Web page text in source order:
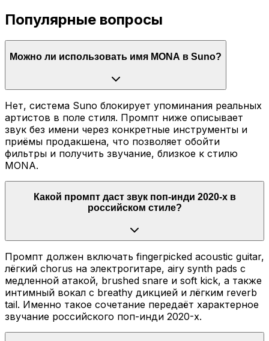
Популярные вопросы
Можно ли использовать имя MONA в Suno?
Нет, система Suno блокирует упоминания реальных
артистов в поле стиля. Промпт ниже описывает
звук без имени через конкретные инструменты и
приёмы продакшена, что позволяет обойти
фильтры и получить звучание, близкое к стилю
MONA.
Какой промпт даст звук поп-инди 2020-х в
российском стиле?
Промпт должен включать fingerpicked acoustic guitar,
лёгкий chorus на электрогитаре, airy synth pads с
медленной атакой, brushed snare и soft kick, а также
интимный вокал с breathy дикцией и лёгким reverb
tail. Именно такое сочетание передаёт характерное
звучание российского поп-инди 2020-х.